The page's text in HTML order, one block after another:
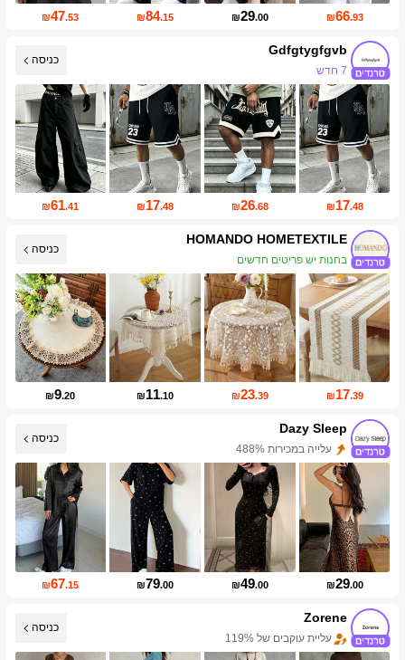
₪66.93
₪29.00
₪84.15
₪47.53
Gdfgtygfgvb
7 חדש
כניסה
₪17.48
₪26.68
₪17.48
₪61.41
HOMANDO HOMETEXTILE
בחנות יש פריטים חדשים
עליית עוקבים של 832%
כניסה
₪17.39
₪23.39
₪11.10
₪9.20
Dazy Sleep
עלייה במכירות 488%
עלייה במספר העוקבים 999%+
כניסה
₪29.00
₪49.00
₪79.00
₪67.15
Zorene
עליית עוקבים של 119%
כניסה